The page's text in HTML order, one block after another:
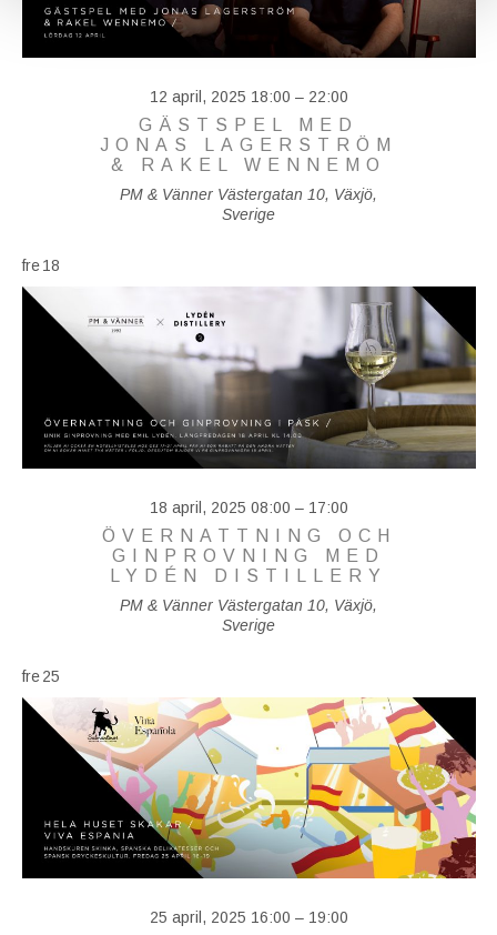
12 april, 2025 18:00 – 22:00
GÄSTSPEL MED
JONAS LAGERSTRÖM
& RAKEL WENNEMO
PM & Vänner Västergatan 10, Växjö,
Sverige
fre 18
18 april, 2025 08:00 – 17:00
ÖVERNATTNING OCH
GINPROVNING MED
LYDÉN DISTILLERY
PM & Vänner Västergatan 10, Växjö,
Sverige
fre 25
25 april, 2025 16:00 – 19:00